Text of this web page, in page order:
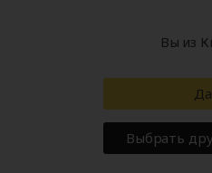
Вы из
Да
Выбрать